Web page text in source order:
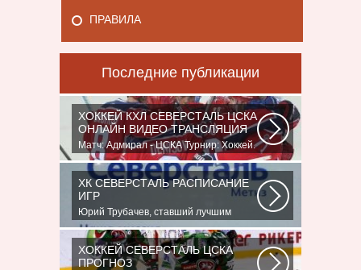
ПРАВИЛА
Последние публикации
ХОККЕЙ КХЛ СЕВЕРСТАЛЬ ЦСКА
ОНЛАЙН ВИДЕО ТРАНСЛЯЦИЯ
Матч: Адмирал - ЦСКА Турнир: Хоккей.
Чемпионат КХЛНачало матча: 10:00
МСК...
ХК СЕВЕРСТАЛЬ РАСПИСАНИЕ
ИГР
Юрий Трубачев, ставший лучшим
игроком в составе 28 ноября, 02:52
Команде...
ХОККЕЙ СЕВЕРСТАЛЬ ЦСКА
ПРОГНОЗ